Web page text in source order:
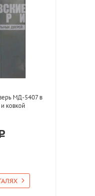
МД-5407 в
ковкой